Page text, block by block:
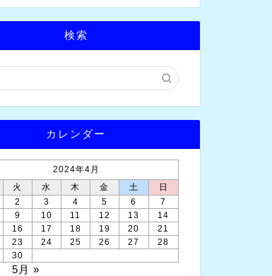
検索
カレンダー
2024年4月
火 水 木 金 土
日
2 3 4 5 6
7
9 10 11 12 13
14
16 17 18 19 20
21
23 24 25 26 27
28
30
5月 »